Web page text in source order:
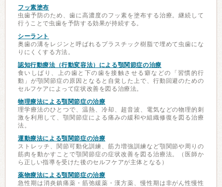
フッ素塗布
虫歯予防のため、歯に高濃度のフッ素を塗布する治療。継続して
行うことで虫歯を予防する効果が持続する。
シーラント
奥歯の溝をレジンと呼ばれるプラスチック樹脂で埋めて虫歯にな
りにくくする方法。
認知行動療法（行動変容法）による顎関節症の治療
食いしばり、上の歯と下の歯を接触させる癖などの「習慣的行
動」が顎関節症の原因となると自覚した上で、行動回避のための
セルフケアによって症状改善を図る治療法。
物理療法による顎関節症の治療
理学療法のひとつで、温熱、冷却、超音波、電気などの物理的刺
激を利用して、顎関節症による痛みの緩和や組織修復を図る治療
法。
運動療法による顎関節症の治療
ストレッチ、関節可動化訓練、筋力増強訓練など顎関節や周りの
筋肉を動かすことで顎関節症の症状改善を図る治療法。（医師か
ら正しい指導を受けた後のセルフケアが主体となる）
薬物療法による顎関節症の治療
急性期は消炎鎮痛薬・筋弛緩薬・漢方薬、慢性期は非がん性慢性